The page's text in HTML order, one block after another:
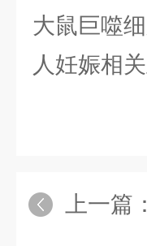
大鼠巨噬
人妊娠相
上一篇：